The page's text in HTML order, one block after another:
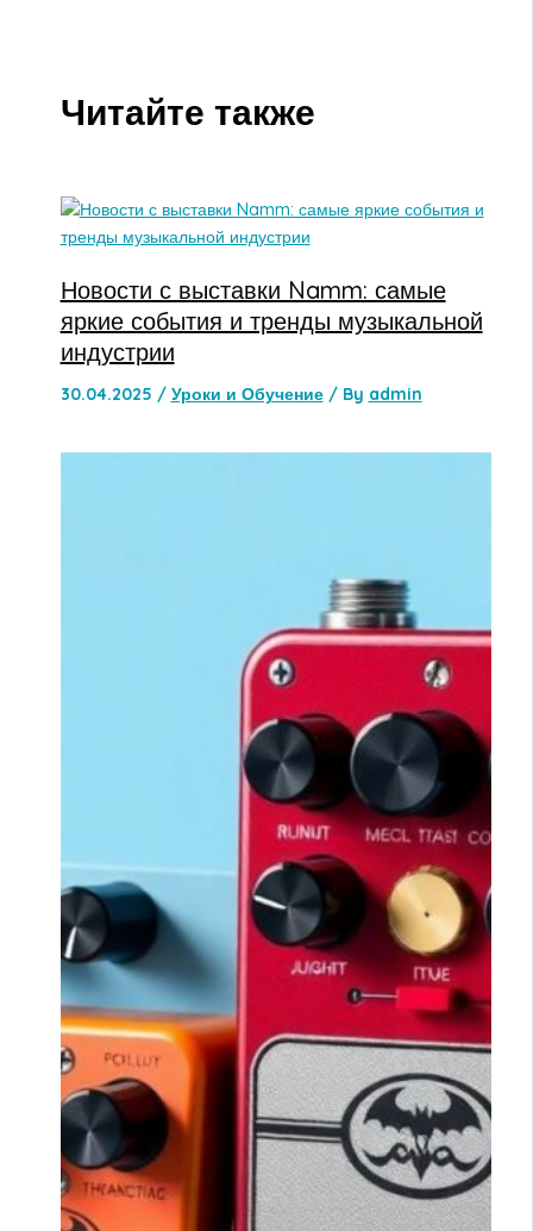
Читайте также
Новости с выставки Namm: самые
яркие события и тренды музыкальной
индустрии
30.04.2025 / Уроки и Обучение/ By admin